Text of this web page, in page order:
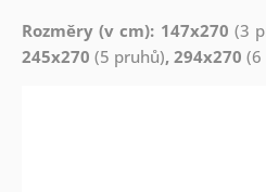
Rozměry (v cm): 147x270 (3
245x270 (5 pruhů), 294x270 (6